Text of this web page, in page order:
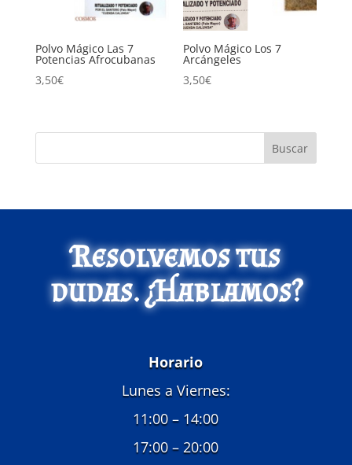
Polvo Mágico Las 7
Potencias Afrocubanas
3,50€
Polvo Mágico Los 7
Arcángeles
3,50€
Buscar
Resolvemos tus
dudas. ¿Hablamos?
Horario
Lunes a Viernes:
11:00 – 14:00
17:00 – 20:00